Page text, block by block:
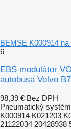
BEMSE K000914
6
EBS modulátor
autobusa Volvo
98,39 € Bez DPH
Pneumatický
K000914 K021203
21122034 20428938